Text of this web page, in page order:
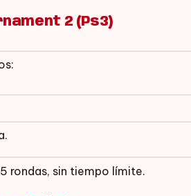
2 (Ps3)
rondas, sin tiempo límite.